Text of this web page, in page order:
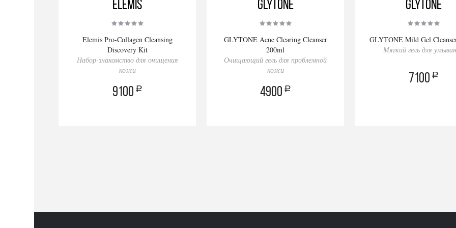
Elemis
Elemis Pro-Collagen Cleansing
Discovery Kit
Набор-знакомство для очищения
кожи
9100 a
GLYTONE
GLYTONE Acne Clearing Cleanser
200ml
Очищающий гель для проблемной
кожи
4900 a
GLYTONE
GLYTONE Mild Gel
Мягкий гель для
7100 a